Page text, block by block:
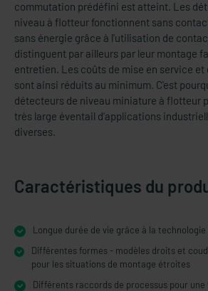
commutation prédéfini est atteint. Les
niveau à flotteur fonctionnent sans
sans énergie grâce à l'utilisation de
distinguent par ailleurs par leur montage
entretien. Les coûts de mise en service et
sont ainsi réduits au minimum. C'est
détecteurs de niveau miniature à flotteur
très large éventail d'applications
diverses.
Caractéristiques du
Longue durée de vie grâce à la technologie
Différentes formes - modèles droits et
pour les situations de montage étroites
Différents raccords de processus pour